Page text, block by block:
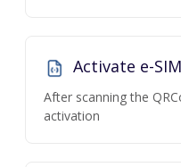
Activate e-SIM
After scanning the
activation